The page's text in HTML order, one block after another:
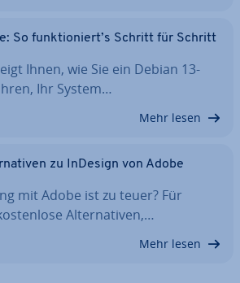
So funk­tio­niert’s Schritt für Schritt
Ihnen, wie Sie ein Debian 13-
Ihr System…
Mehr lesen
zu InDesign von Adobe
mit Adobe ist zu teuer? Für
Al­ter­na­ti­ven,…
Mehr lesen